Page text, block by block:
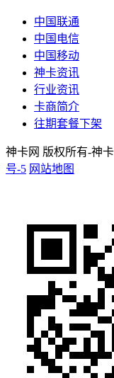
中国联通
中国电信
中国移动
神卡资讯
行业资讯
卡商简介
往期套餐下架
神卡网 版权所有-神
号-5 网站地图